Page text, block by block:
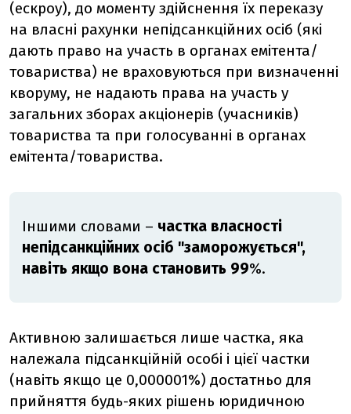
(ескроу), до моменту здійснення їх переказу
на власні рахунки непідсанкційних осіб (які
дають право на участь в органах емітента/
товариства) не враховуються при визначенні
кворуму, не надають права на участь у
загальних зборах акціонерів (учасників)
товариства та при голосуванні в органах
емітента/товариства.
Іншими словами – частка власності
непідсанкційних осіб "заморожується",
навіть якщо вона становить 99%.
Активною залишається лише частка, яка
належала підсанкційній особі і цієї частки
(навіть якщо це 0,000001%) достатньо для
прийняття будь-яких рішень юридичною